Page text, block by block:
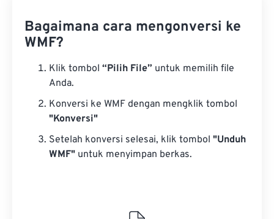
Bagaimana cara mengonversi ke
WMF?
Klik tombol “Pilih File” untuk memilih file
Anda.
Konversi ke WMF dengan mengklik tombol
"Konversi"
Setelah konversi selesai, klik tombol "Unduh
WMF" untuk menyimpan berkas.